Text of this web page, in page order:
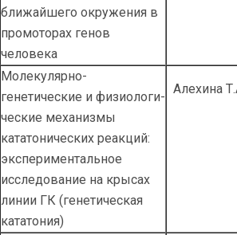
ближайшего окружения в
промоторах генов
человека
Молекулярно-
генетические и физиологи­
ческие механизмы
кататонических реакций:
экспериментальное
исследование на крысах
линии ГК (генетическая
кататония)
Алехина